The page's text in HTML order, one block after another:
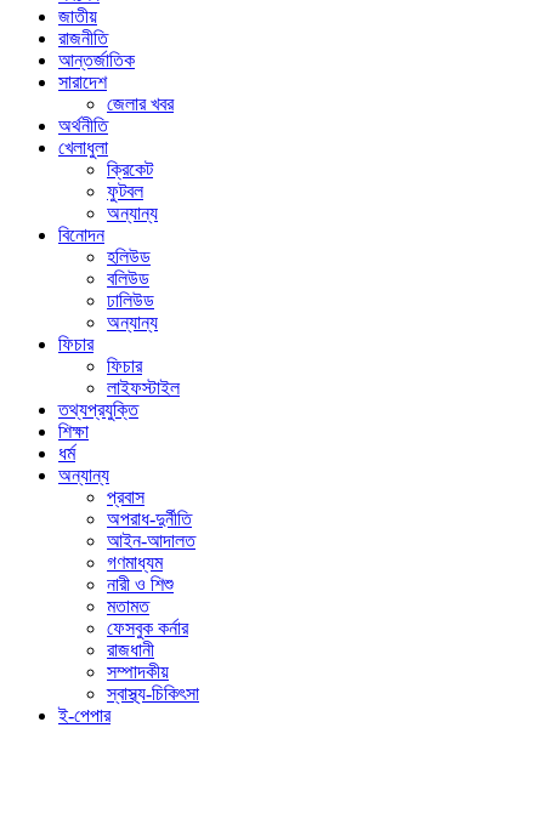
জাতীয়
রাজনীতি
আন্তর্জাতিক
সারাদেশ
জেলার খবর
অর্থনীতি
খেলাধুলা
ক্রিকেট
ফুটবল
অন্যান্য
বিনোদন
হলিউড
বলিউড
ঢালিউড
অন্যান্য
ফিচার
ফিচার
লাইফস্টাইল
তথ্যপ্রযুক্তি
শিক্ষা
ধর্ম
অন্যান্য
প্রবাস
অপরাধ-দুর্নীতি
আইন-আদালত
গণমাধ্যম
নারী ও শিশু
মতামত
ফেসবুক কর্নার
রাজধানী
সম্পাদকীয়
স্বাস্থ্য-চিকিৎসা
ই-পেপার